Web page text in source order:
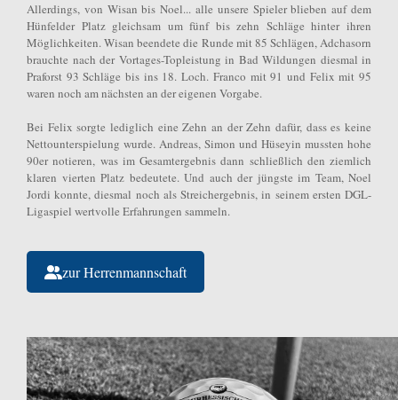
Allerdings, von Wisan bis Noel... alle unsere Spieler blieben auf dem
Hünfelder Platz gleichsam um fünf bis zehn Schläge hinter ihren
Möglichkeiten. Wisan beendete die Runde mit 85 Schlägen, Adchasorn
brauchte nach der Vortages-Topleistung in Bad Wildungen diesmal in
Praforst 93 Schläge bis ins 18. Loch. Franco mit 91 und Felix mit 95
waren noch am nächsten an der eigenen Vorgabe.
Bei Felix sorgte lediglich eine Zehn an der Zehn dafür, dass es keine
Nettounterspielung wurde. Andreas, Simon und Hüseyin mussten hohe
90er notieren, was im Gesamtergebnis dann schließlich den ziemlich
klaren vierten Platz bedeutete. Und auch der jüngste im Team, Noel
Jordi konnte, diesmal noch als Streichergebnis, in seinem ersten DGL-
Ligaspiel wertvolle Erfahrungen sammeln.
zur Herrenmannschaft